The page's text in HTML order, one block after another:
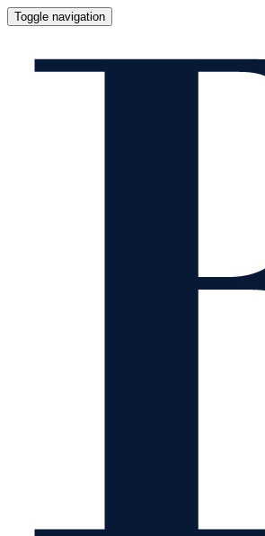
Toggle navigation